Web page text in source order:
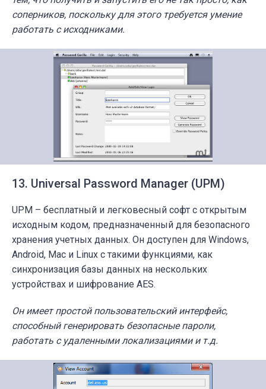
соперников, поскольку для этого требуется умение
работать с исходниками.
13. Universal Password Manager (UPM)
UPM – бесплатный и легковесный софт с открытым
исходным кодом, предназначенный для безопасного
хранения учетных данных. Он доступен для Windows,
Android, Mac и Linux с такими функциями, как
синхронизация базы данных на нескольких
устройствах и шифрование AES.
Он имеет простой пользовательский интерфейс,
способный генерировать безопасные пароли,
работать с удаленными локализациями и т.д.